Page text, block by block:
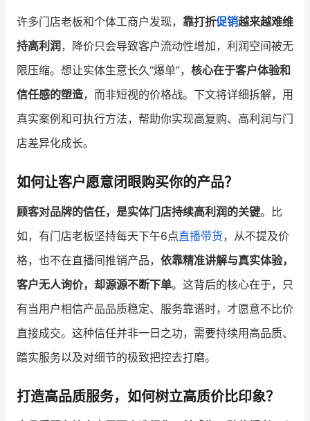
品牌消费观
新零售资讯
培训课程
商家社区 社群交流
合作共进
认证服务商 设计服务商
有赞云 数据通服务
许多门店老板和个体工商户发现， 靠打折促销越来越难维
持高利润 ，降价只会导致客户流动性增加，利润空间被无
限压缩。想让实体生意长久“爆单”， 核心在于客户体验和
信任感的塑造，而非短视的价格战。下文将详细拆解，用
真实案例和可执行方法，帮助你实现高复购、高利润与门
店差异化成长。
如何让客户愿意闭眼购买你的产品？
顾客对品牌的信任，是实体门店持续高利润的关键。比
如，有门店老板坚持每天下午6点直播带货，从不提及价
格，也不在直播间推销产品， 依靠精准讲解与真实体验，
客户无人询价，却源源不断下单。这背后的核心在于，只
有当用户相信产品品质稳定、服务靠谱时，才愿意不比价
直接成交。这种信任并非一日之功，需要持续用高品质、
踏实服务以及对细节的极致把控去打磨。
打造高品质服务，如何树立高质价比印象？